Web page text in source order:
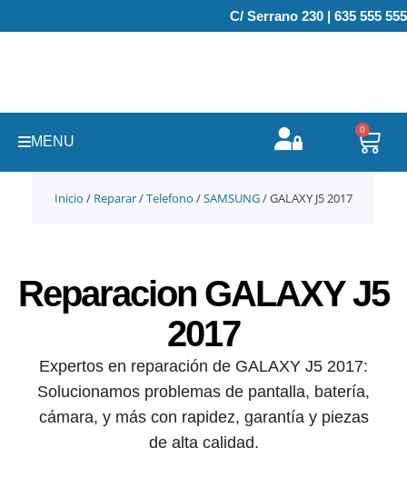
al
C/ Serrano 230 | 635 555 555
MENU
0
Inicio / Reparar/Telefono /SAMSUNG/ GALAXY J5 2017
Reparacion GALAXY J5
2017
Expertos en reparación de GALAXY J5 2017:
Solucionamos problemas de pantalla, batería,
cámara, y más con rapidez, garantía y piezas
de alta calidad.